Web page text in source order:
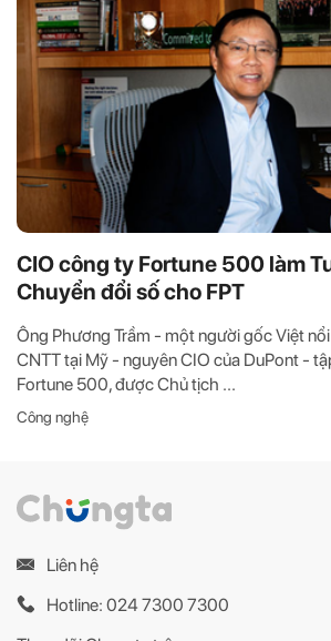
CIO công ty Fortune 500 làm
Chuyển đổi số cho FPT
Ông Phương Trầm - một người gốc Việt
CNTT tại Mỹ - nguyên CIO của DuPont -
Fortune 500, được Chủ tịch ...
Công nghệ
Liên hệ
Hotline: 024 7300 7300